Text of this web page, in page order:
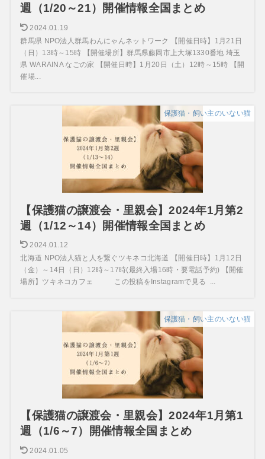
週（1/20～21）開催情報全国まとめ
2024.01.19
群馬県 NPO法人群馬わんにゃんネットワーク 【開催日時】1月21日
（日）13時～15時 【開催場所】群馬県藤岡市上大塚1330番地 埼玉
県 WARAINA なごの家 【開催日時】1月20日（土）12時～15時 【開
催場...
保護猫・飼い主のいない猫
【保護猫の譲渡会・里親会】2024年1月第2
週（1/12～14）開催情報全国まとめ
2024.01.12
北海道 NPO法人猫と人を繋ぐツキネコ北海道 【開催日時】1月12日
（金）～14日（日）12時～17時(最終入場16時・要電話予約) 【開催
場所】ツキネコカフェ この投稿をInstagramで見る ...
保護猫・飼い主のいない猫
【保護猫の譲渡会・里親会】2024年1月第1
週（1/6～7）開催情報全国まとめ
2024.01.05